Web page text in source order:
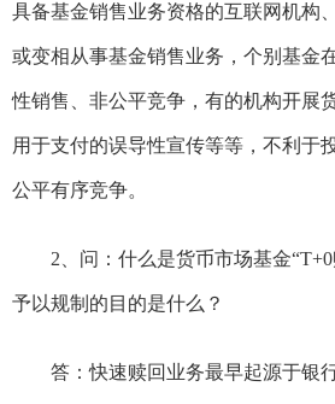
具备基金销售业务资格的互联网机构
或变相从事基金销售业务，个别基金
性销售、非公平竞争，有的机构开展
用于支付的误导性宣传等等，不利于
公平有序竞争。
2、问：什么是货币市场基金
予以规制的目的是什么？
答：快速赎回业务最早起源于银